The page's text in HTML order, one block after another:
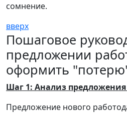
сомнение.
вверх
Пошаговое
предложении
оформить
Шаг 1: Анализ
Предложение нового